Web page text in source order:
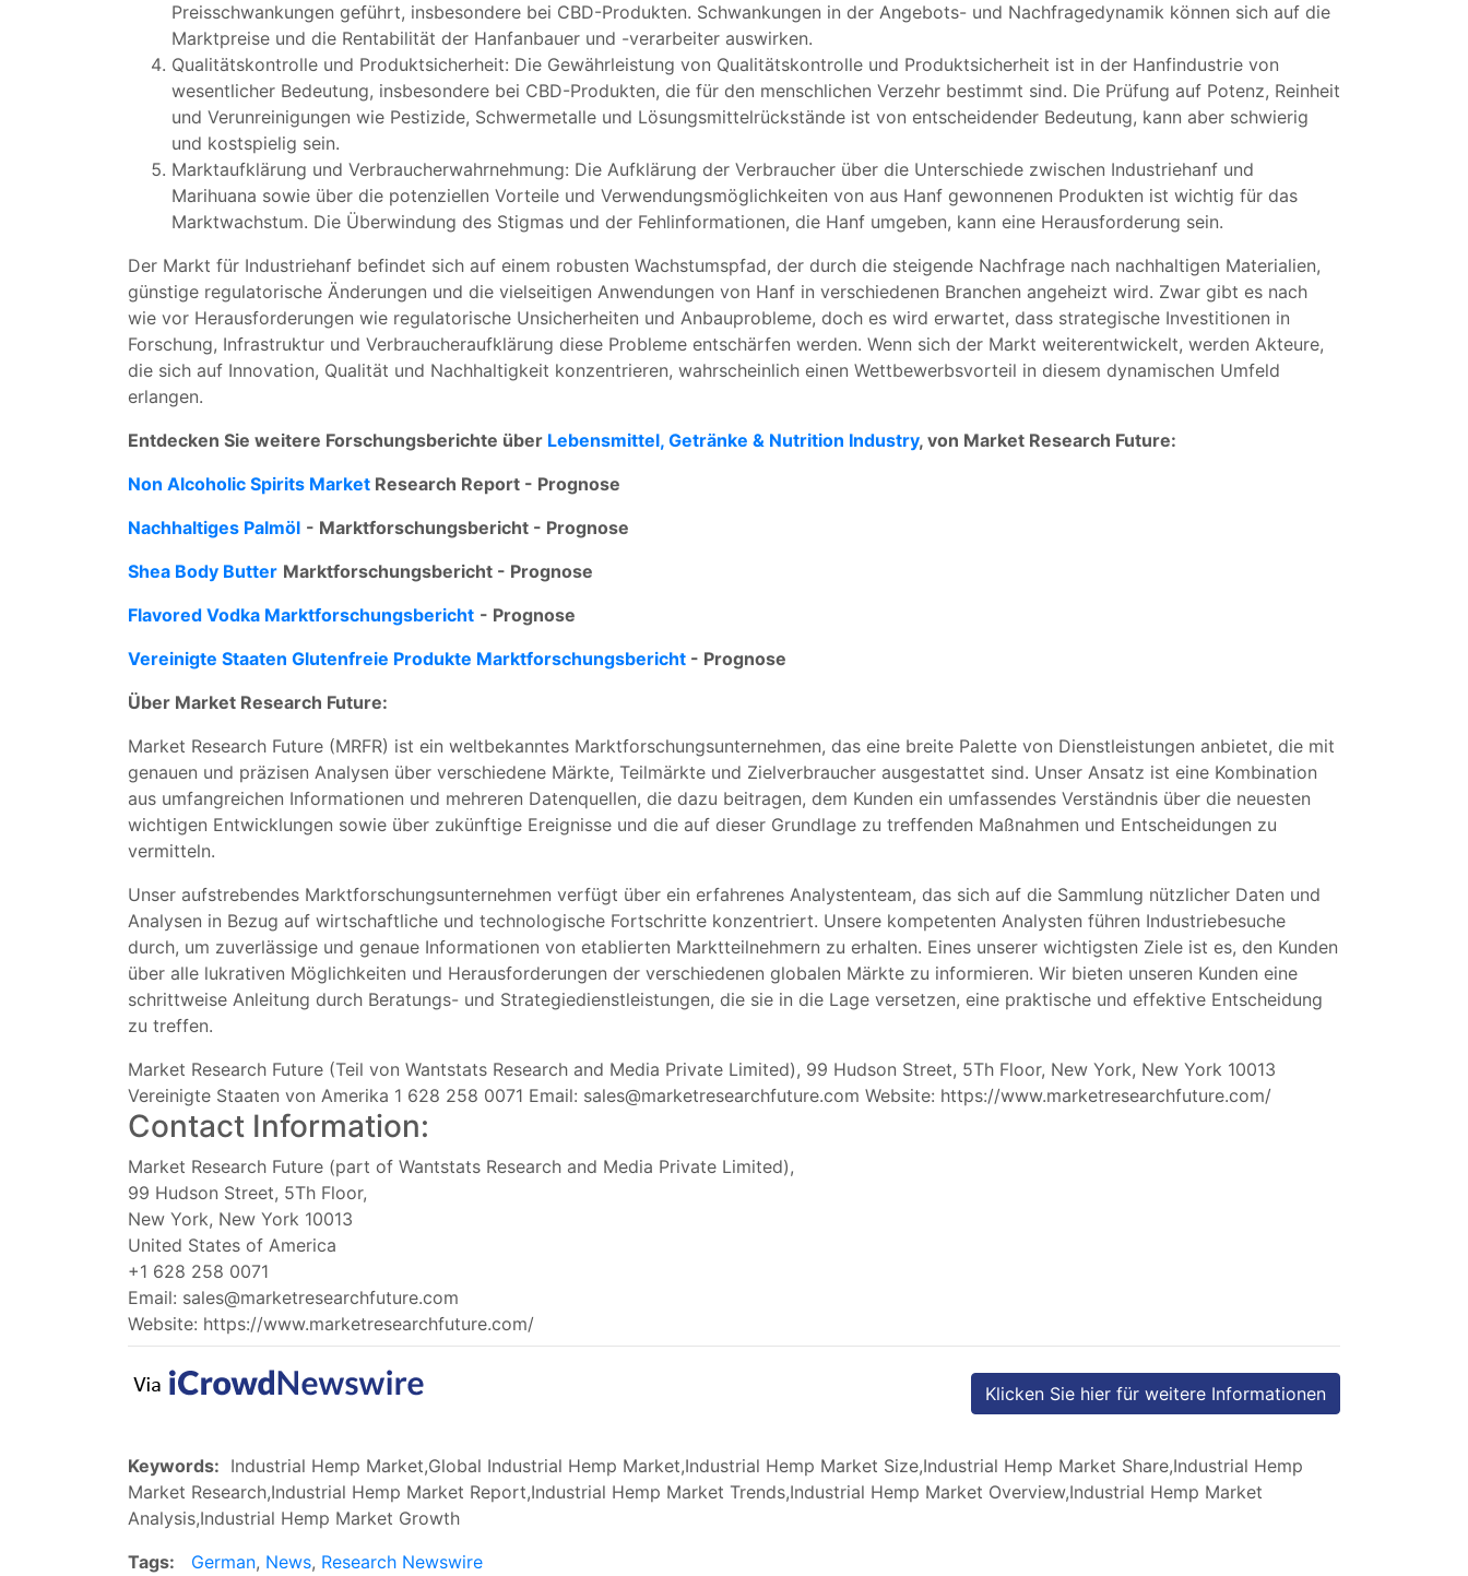
Preisschwankungen geführt, insbesondere bei CBD-Produkten. Schwankungen in der Angebots- und Nachfragedynamik können sich auf die
Marktpreise und die Rentabilität der Hanfanbauer und -verarbeiter auswirken.
Qualitätskontrolle und Produktsicherheit: Die Gewährleistung von Qualitätskontrolle und Produktsicherheit ist in der Hanfindustrie von
wesentlicher Bedeutung, insbesondere bei CBD-Produkten, die für den menschlichen Verzehr bestimmt sind. Die Prüfung auf Potenz, Reinheit
und Verunreinigungen wie Pestizide, Schwermetalle und Lösungsmittelrückstände ist von entscheidender Bedeutung, kann aber schwierig
und kostspielig sein.
Marktaufklärung und Verbraucherwahrnehmung: Die Aufklärung der Verbraucher über die Unterschiede zwischen Industriehanf und
Marihuana sowie über die potenziellen Vorteile und Verwendungsmöglichkeiten von aus Hanf gewonnenen Produkten ist wichtig für das
Marktwachstum. Die Überwindung des Stigmas und der Fehlinformationen, die Hanf umgeben, kann eine Herausforderung sein.
Der Markt für Industriehanf befindet sich auf einem robusten Wachstumspfad, der durch die steigende Nachfrage nach nachhaltigen Materialien,
günstige regulatorische Änderungen und die vielseitigen Anwendungen von Hanf in verschiedenen Branchen angeheizt wird. Zwar gibt es nach
wie vor Herausforderungen wie regulatorische Unsicherheiten und Anbauprobleme, doch es wird erwartet, dass strategische Investitionen in
Forschung, Infrastruktur und Verbraucheraufklärung diese Probleme entschärfen werden. Wenn sich der Markt weiterentwickelt, werden Akteure,
die sich auf Innovation, Qualität und Nachhaltigkeit konzentrieren, wahrscheinlich einen Wettbewerbsvorteil in diesem dynamischen Umfeld
erlangen.
Entdecken Sie weitere Forschungsberichte über Lebensmittel, Getränke & Nutrition Industry, von Market Research Future:
Non Alcoholic Spirits Market Research Report - Prognose
Nachhaltiges Palmöl - Marktforschungsbericht - Prognose
Shea Body Butter Marktforschungsbericht - Prognose
Flavored Vodka Marktforschungsbericht - Prognose
Vereinigte Staaten Glutenfreie Produkte Marktforschungsbericht - Prognose
Über Market Research Future:
Market Research Future (MRFR) ist ein weltbekanntes Marktforschungsunternehmen, das eine breite Palette von Dienstleistungen anbietet, die mit
genauen und präzisen Analysen über verschiedene Märkte, Teilmärkte und Zielverbraucher ausgestattet sind. Unser Ansatz ist eine Kombination
aus umfangreichen Informationen und mehreren Datenquellen, die dazu beitragen, dem Kunden ein umfassendes Verständnis über die neuesten
wichtigen Entwicklungen sowie über zukünftige Ereignisse und die auf dieser Grundlage zu treffenden Maßnahmen und Entscheidungen zu
vermitteln.
Unser aufstrebendes Marktforschungsunternehmen verfügt über ein erfahrenes Analystenteam, das sich auf die Sammlung nützlicher Daten und
Analysen in Bezug auf wirtschaftliche und technologische Fortschritte konzentriert. Unsere kompetenten Analysten führen Industriebesuche
durch, um zuverlässige und genaue Informationen von etablierten Marktteilnehmern zu erhalten. Eines unserer wichtigsten Ziele ist es, den Kunden
über alle lukrativen Möglichkeiten und Herausforderungen der verschiedenen globalen Märkte zu informieren. Wir bieten unseren Kunden eine
schrittweise Anleitung durch Beratungs- und Strategiedienstleistungen, die sie in die Lage versetzen, eine praktische und effektive Entscheidung
zu treffen.
Market Research Future (Teil von Wantstats Research and Media Private Limited), 99 Hudson Street, 5Th Floor, New York, New York 10013
Vereinigte Staaten von Amerika 1 628 258 0071 Email: sales@marketresearchfuture.com Website: https://www.marketresearchfuture.com/
Contact Information:
Market Research Future (part of Wantstats Research and Media Private Limited),
99 Hudson Street, 5Th Floor,
New York, New York 10013
United States of America
+1 628 258 0071
Email: sales@marketresearchfuture.com
Website: https://www.marketresearchfuture.com/
Klicken Sie hier für weitere Informationen
Keywords: Industrial Hemp Market,Global Industrial Hemp Market,Industrial Hemp Market Size,Industrial Hemp Market Share,Industrial Hemp
Market Research,Industrial Hemp Market Report,Industrial Hemp Market Trends,Industrial Hemp Market Overview,Industrial Hemp Market
Analysis,Industrial Hemp Market Growth
Tags:
German, News, Research Newswire